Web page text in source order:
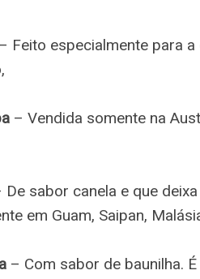
– Feito especialmente para
– Vendida somente na
sabor canela e que
em Guam, Saipan,
– Com sabor de baunilha.